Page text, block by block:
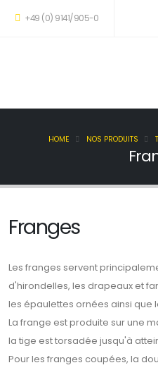
+49 (0) 9141/905-0
HOME NOS PRODUITS
Franges
Les franges servent
d'hirondelles, les drapeaux et
les épaulettes ornées ainsi que
La frange est produite sur une
la tige est torsadée jusqu'à
Pour les franges coupées, la